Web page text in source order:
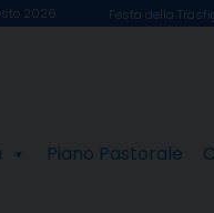
2026 Festa della
Piano Pastorale